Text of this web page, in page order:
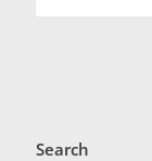
Search